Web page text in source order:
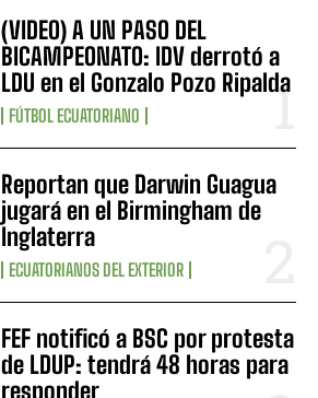
(VIDEO) A UN PASO DEL
BICAMPEONATO: IDV derrotó a
LDU en el Gonzalo Pozo Ripalda
FÚTBOL ECUATORIANO
Reportan que Darwin Guagua
jugará en el Birmingham de
Inglaterra
ECUATORIANOS DEL EXTERIOR
FEF notificó a BSC por protesta
de LDUP: tendrá 48 horas para
responder